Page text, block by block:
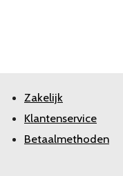
Zakelijk
Klantenservice
Betaalmethoden